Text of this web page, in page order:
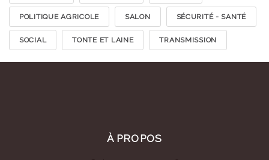
POLITIQUE AGRICOLE SALON SÉCURITÉ - SANTÉ
SOCIAL TONTE ET LAINE TRANSMISSION
À PROPOS